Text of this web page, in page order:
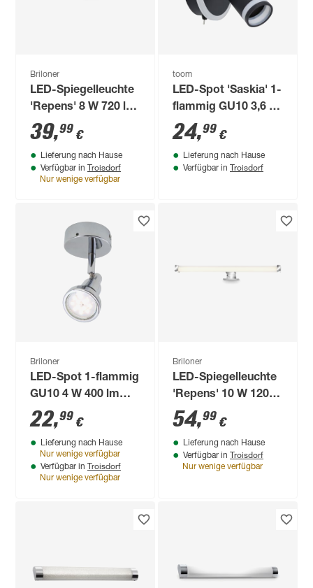
Briloner
LED-Spiegelleuchte
'Repens' 8 W 720 lm
neutralweiß 31,8 x 4
x 10,3 cm
39,99 €
Lieferung nach Hause
Verfügbar in Troisdorf
Nur wenige verfügbar
toom
LED-Spot 'Saskia' 1-
flammig GU10 3,6 W
480 lm warmweiß Ø
15 x 16,8 cm
24,99 €
Lieferung nach Hause
Verfügbar in Troisdorf
Briloner
LED-Spot 1-flammig
GU10 4 W 400 lm
warmweiß 8 x 10,6
cm
22,99 €
Lieferung nach Hause
Nur wenige verfügbar
Verfügbar in Troisdorf
Nur wenige verfügbar
Briloner
LED-Spiegelleuchte
'Repens' 10 W 1200
lm neutralweiß 52,5
x 4 x 10,3 cm
54,99 €
Lieferung nach Hause
Verfügbar in Troisdorf
Nur wenige verfügbar